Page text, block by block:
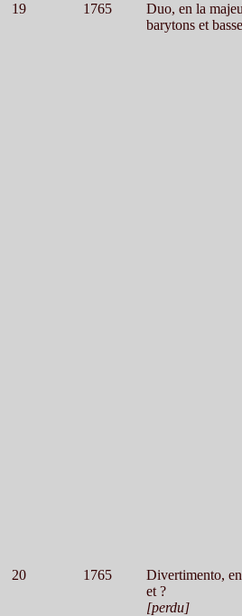
19
1765
Duo, en la
barytons et basse
20 1765
Divertimento,
et ?
[perdu]